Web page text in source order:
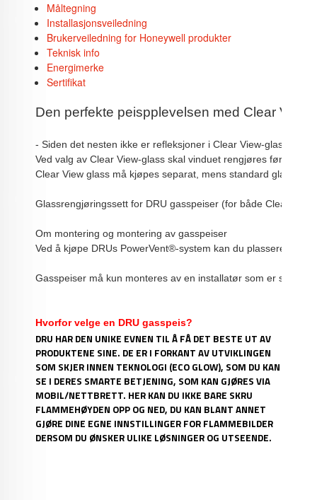
Måltegning
Installasjonsveiledning
Brukerveiledning for Honeywell produkter
Teknisk info
Energimerke
Sertifikat
Den perfekte peispplevelsen med Clear
- Siden det nesten ikke er refleksjoner i Clear View-glass, vil
Ved valg av Clear View-glass skal vinduet rengjøres før og
Clear View glass må kjøpes separat, mens standard glass er
Glassrengjøringssett for DRU gasspeiser (for både Clear
Om montering og montering av gasspeiser
Ved å kjøpe DRUs PowerVent®-system kan du plassere
Gasspeiser må kun monteres av en installatør som er
Hvorfor velge en DRU gasspeis?
DRU HAR DEN UNIKE EVNEN TIL Å FÅ DET BESTE UT AV
PRODUKTENE SINE. DE ER I FORKANT AV UTVIKLINGEN
SOM SKJER INNEN TEKNOLOGI (ECO GLOW), SOM DU KAN
SE I DERES SMARTE BETJENING, SOM KAN GJØRES VIA
MOBIL/NETTBRETT. HER KAN DU IKKE BARE SKRU
FLAMMEHØYDEN OPP OG NED, DU KAN BLANT ANNET
GJØRE DINE EGNE INNSTILLINGER FOR FLAMMEBILDER
DERSOM DU ØNSKER ULIKE LØSNINGER OG UTSEENDE.